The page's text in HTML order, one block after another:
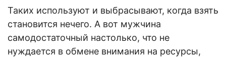
Таких используют и выбрасывают, когда взять
становится нечего. А вот мужчина
самодостаточный настолько, что не
нуждается в обмене внимания на ресурсы,